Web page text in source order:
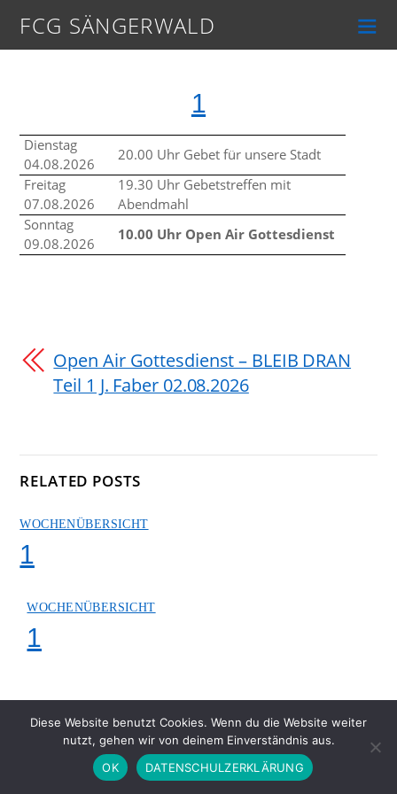
FCG SÄNGERWALD
1
Dienstag
04.08.2026
20.00 Uhr Gebet für unsere Stadt
Freitag
07.08.2026
19.30 Uhr Gebetstreffen mit
Abendmahl
Sonntag
09.08.2026
10.00 Uhr Open Air Gottesdienst
Open Air Gottesdienst – BLEIB DRAN
Teil 1 J. Faber 02.08.2026
RELATED POSTS
WOCHENÜBERSICHT
1
WOCHENÜBERSICHT
1
Diese Website benutzt Cookies. Wenn du die Website weiter
nutzt, gehen wir von deinem Einverständnis aus.
OK
DATENSCHULZERKLÄRUNG